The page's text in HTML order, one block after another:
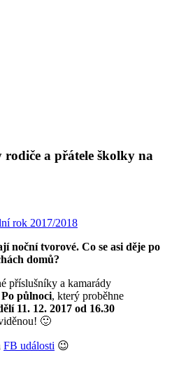
rodiče a přátele školky na
rok 2017/2018
noční tvorové. Co se asi děje po
domů?
příslušníky a kamarády
půlnoci, který proběhne
11. 12. 2017 od 16.30
🙂
FB události 😉